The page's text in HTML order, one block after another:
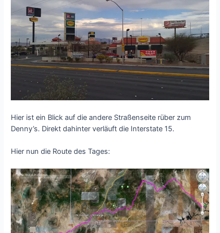
Hier ist ein Blick auf die andere Straßenseite rüber zum
Denny’s. Direkt dahinter verläuft die Interstate 15.
Hier nun die Route des Tages: